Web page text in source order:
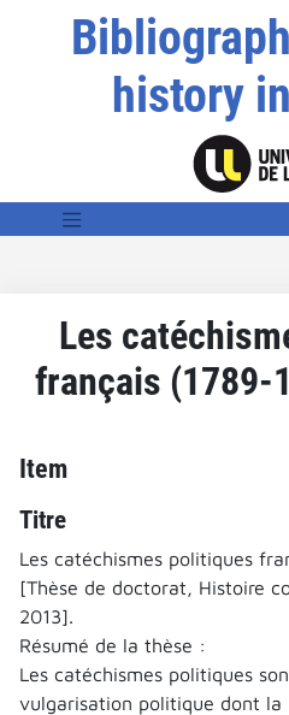
history
Les
français (1789-
Item
Titre
Les catéchismes politiques
[Thèse de doctorat, Histoire
2013].
Résumé de la thèse :
Les catéchismes politiques
vulgarisation politique dont la